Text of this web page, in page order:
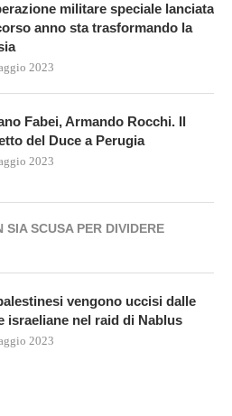
militare speciale lanciata
anno sta trasformando la
2023
Fabei, Armando Rocchi. Il
del Duce a Perugia
2023
SCUSA PER DIVIDERE
vengono uccisi dalle
israeliane nel raid di Nablus
2023